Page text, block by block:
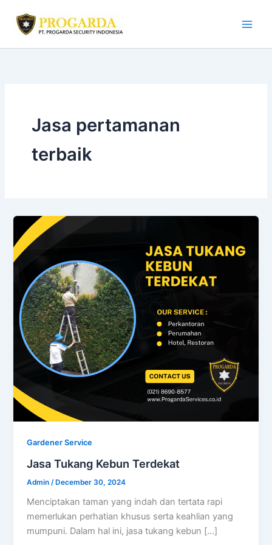
content
Jasa pertamanan
terbaik
Gardener Service
Jasa Tukang Kebun Terdekat
Admin /December 30, 2024
Menciptakan taman yang indah dan tertata rapi
memerlukan perhatian khusus serta keahlian yang
mumpuni. Dalam hal ini, jasa tukang kebun […]